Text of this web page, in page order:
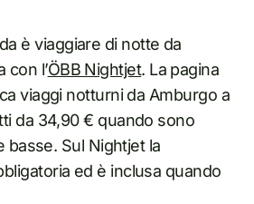
è viaggiare di notte da
con l’ÖBB Nightjet. La pagina
viaggi notturni da Amburgo a
da 34,90 € quando sono
basse. Sul Nightjet la
ed è inclusa quando